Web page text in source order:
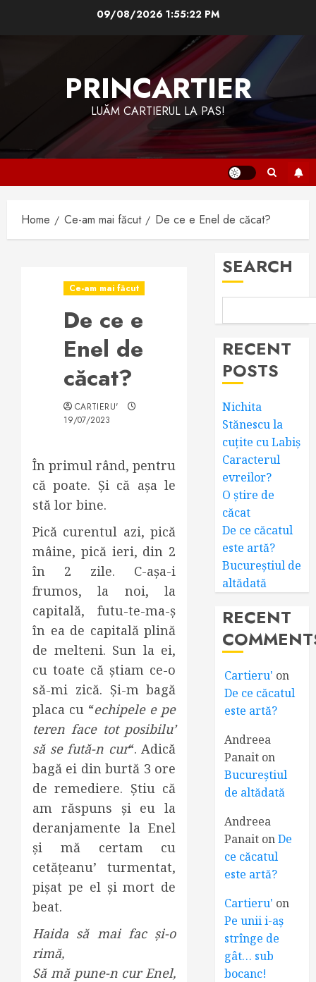
09/08/2026 1:55:22 PM
PRINCARTIER
LUĂM CARTIERUL LA PAS!
Home Ce-am mai făcut De ce e Enel de căcat?
Ce-am mai făcut
De ce e
Enel de
căcat?
CARTIERU'
19/07/2023
În primul rând, pentru
că poate. Și că așa le
stă lor bine.
Pică curentul azi, pică
mâine, pică ieri, din 2
în 2 zile. C-așa-i
frumos, la noi, la
capitală, futu-te-ma-ș
în ea de capitală plină
de melteni. Sun la ei,
cu toate că știam ce-o
să-mi zică. Și-m bagă
placa cu “echipele e pe
teren face tot posibilu’
să se fută-n cur“. Adică
bagă ei din burtă 3 ore
de remediere. Știu că
am răspuns și eu la
deranjamente la Enel
și mă certam cu
cetățeanu’ turmentat,
pișat pe el și mort de
beat.
Haida să mai fac și-o
rimă,
Să mă pune-n cur Enel,
SEARCH
RECENT
POSTS
Nichita
Stănescu la
cuțite cu Labiș
Caracterul
evreilor?
O știre de
căcat
De ce căcatul
este artă?
Bucureștiul de
altădată
RECENT
Cartieru' on
De ce căcatul
este artă?
Andreea
Panait on
Bucureștiul
de altădată
Andreea
Panait onDe
ce căcatul
este artă?
Cartieru' on
Pe unii i-aș
strînge de
gât… sub
bocanc!